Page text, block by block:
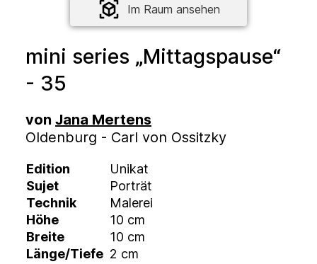
Im Raum ansehen
mini series „Mittagspause“
- 35
von Jana Mertens
Oldenburg - Carl von Ossitzky
Edition
Unikat
Sujet
Porträt
Technik
Malerei
Höhe
10 cm
Breite
10 cm
Länge/Tiefe 2 cm